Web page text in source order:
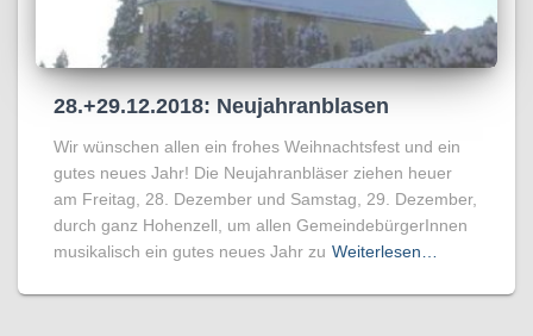
28.+29.12.2018: Neujahranblasen
Wir wünschen allen ein frohes Weihnachtsfest und ein
gutes neues Jahr! Die Neujahranbläser ziehen heuer
am Freitag, 28. Dezember und Samstag, 29. Dezember,
durch ganz Hohenzell, um allen GemeindebürgerInnen
musikalisch ein gutes neues Jahr zu Weiterlesen…